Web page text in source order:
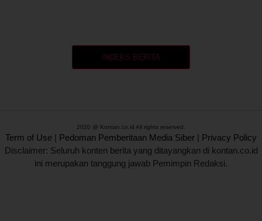
INDEKS BERITA
2020 @ Kontan.co.id All rights reserved.
Term of Use | Pedoman Pemberitaan Media Siber | Privacy Policy
Disclaimer: Seluruh konten berita yang ditayangkan di kontan.co.id
ini merupakan tanggung jawab Pemimpin Redaksi.